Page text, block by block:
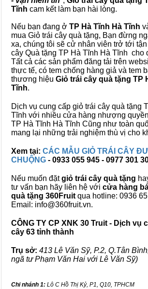
Tĩnh cam kết làm bạn hài lòng.
Nếu bạn đang ở TP Hà Tĩnh Hà Tĩnh
mua Giỏ trái cây quà tặng, Bạn đừng
xa, chúng tôi sẽ cử nhân viên trở tới
cây Quà tặng TP Hà Tĩnh Hà Tĩnh cho
Tất cả các sản phẩm đăng tải trên
thực tế, có tem chống hàng giả và tem
thương hiệu Giỏ trái cây quà tặng TP
Tĩnh.
Dịch vụ cung cấp giỏ trái cây quà tặng
Tĩnh với nhiều cửa hàng nhượng
TP Hà Tĩnh Hà Tĩnh Cũng như toàn
mang lại những trải nghiệm thù vị cho
Xem tại: CÁC MẪU GIỎ TRÁI CÂY
CHUỘNG - 0933 055 945 - 0977 301
Nếu muốn đặtgiỏ trái cây quà tặng
tư vấn bạn hãy liên hệ với cửa hàng
quà tặng 360Fruit qua hotline: 0936
Email: info@360fruit.vn.
CÔNG TY CP XNK 30 Truit - Dịch vụ
cây 63 tỉnh thành
Trụ sở: 413 Lê Văn Sỹ, P.2, Q.Tân
ngã tư Phạm Văn Hai với Lê Văn Sỹ)
Chi nhánh 1: Lô C Hồ Thị Kỷ, P1, Q10, TPHCM